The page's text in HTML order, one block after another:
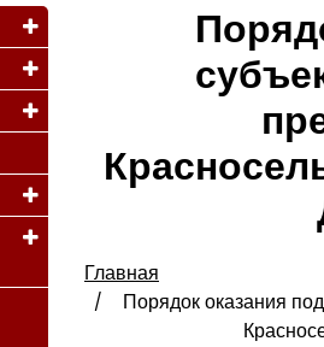
Главная
Порядок оказания